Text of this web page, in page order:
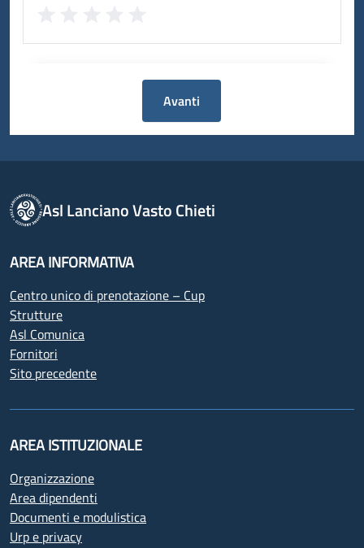
Avanti
Asl Lanciano Vasto Chieti
AREA INFORMATIVA
Centro unico di prenotazione – Cup
Strutture
Asl Comunica
Fornitori
Sito precedente
AREA ISTITUZIONALE
Organizzazione
Area dipendenti
Documenti e modulistica
Urp e privacy